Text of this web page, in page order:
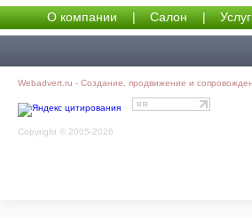
О компании | Салон |
Webadvert.ru - Создание, продвижение и
Copyright © 2005-2026